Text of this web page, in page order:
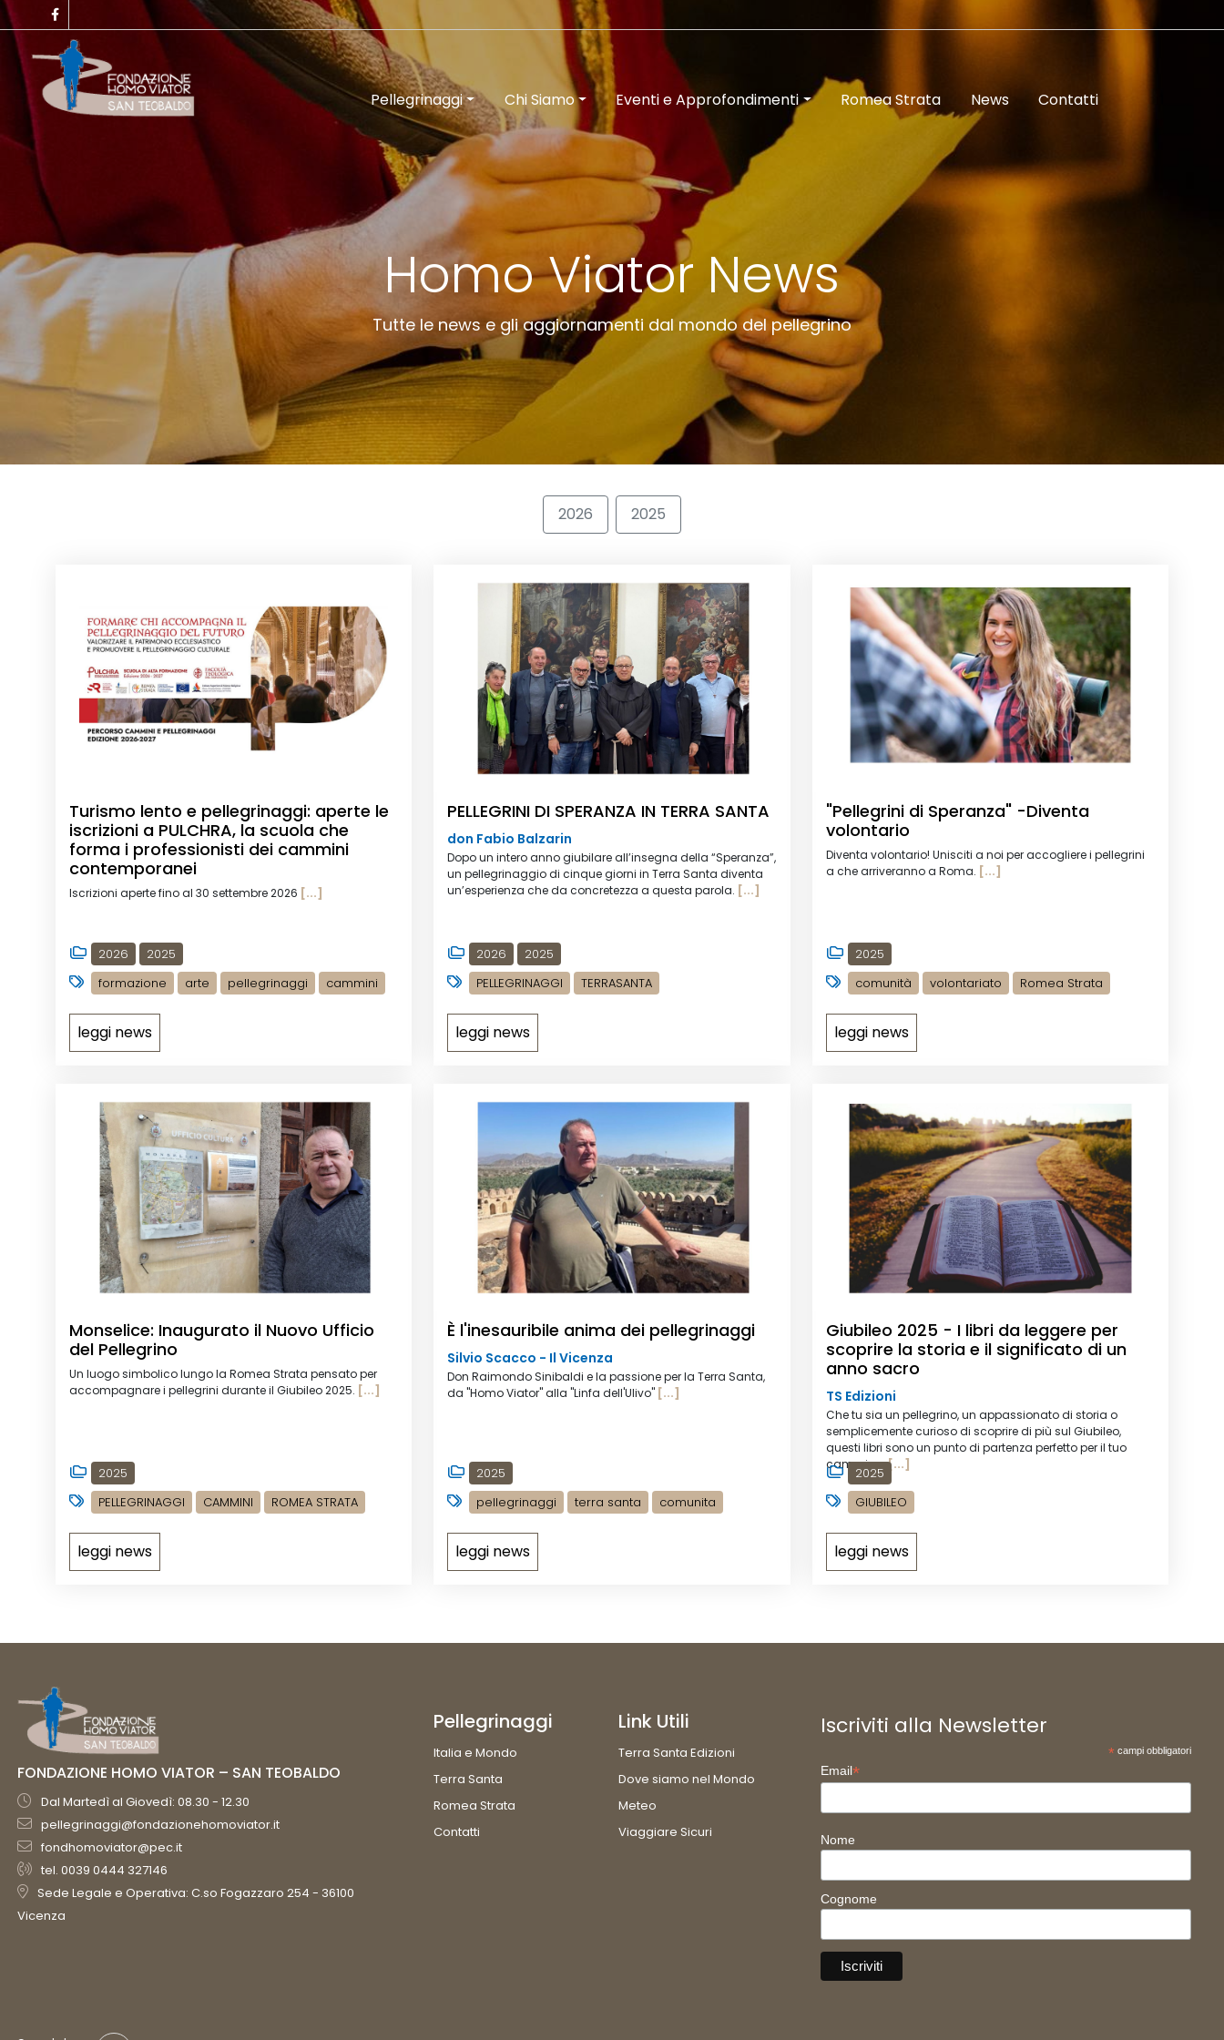
Pellegrinaggi Chi Siamo Eventi e Approfondimenti Romea Strata News Contatti
Homo Viator News
Tutte le news e gli aggiornamenti dal mondo del pellegrino
2026 2025
Turismo lento e pellegrinaggi: aperte le
iscrizioni a PULCHRA, la scuola che
forma i professionisti dei cammini
contemporanei
Iscrizioni aperte fino al 30 settembre 2026 [...]
2026
2025
formazione
arte pellegrinaggi cammini
leggi news
PELLEGRINI DI SPERANZA IN TERRA SANTA
don Fabio Balzarin
Dopo un intero anno giubilare all’insegna della “Speranza”,
un pellegrinaggio di cinque giorni in Terra Santa diventa
un’esperienza che da concretezza a questa parola. [...]
2026
2025
PELLEGRINAGGI
TERRASANTA
leggi news
"Pellegrini di Speranza" -Diventa
volontario
Diventa volontario! Unisciti a noi per accogliere i pellegrini
a che arriveranno a Roma. [...]
2025
comunità
volontariato Romea Strata
leggi news
Monselice: Inaugurato il Nuovo Ufficio
del Pellegrino
Un luogo simbolico lungo la Romea Strata pensato per
accompagnare i pellegrini durante il Giubileo 2025. [...]
2025
PELLEGRINAGGI
CAMMINI ROMEA STRATA
leggi news
È l'inesauribile anima dei pellegrinaggi
Silvio Scacco - Il Vicenza
Don Raimondo Sinibaldi e la passione per la Terra Santa,
da "Homo Viator" alla "Linfa dell'Ulivo" [...]
2025
pellegrinaggi
terra santa comunita
leggi news
Giubileo 2025 - I libri da leggere per
scoprire la storia e il significato di un
anno sacro
TS Edizioni
Che tu sia un pellegrino, un appassionato di storia o
semplicemente curioso di scoprire di più sul Giubileo,
questi libri sono un punto di partenza perfetto per il tuo
cammino.[...]
2025
GIUBILEO
leggi news
FONDAZIONE HOMO VIATOR – SAN TEOBALDO
Dal Martedì al Giovedì: 08.30 - 12.30
pellegrinaggi@fondazionehomoviator.it
fondhomoviator@pec.it
tel. 0039 0444 327146
Sede Legale e Operativa: C.so Fogazzaro 254 - 36100
Vicenza
Pellegrinaggi
Italia e Mondo
Terra Santa
Romea Strata
Contatti
Link Utili
Terra Santa Edizioni
Dove siamo nel Mondo
Meteo
Viaggiare Sicuri
Iscriviti alla Newsletter
* campi obbligatori
Email*
Nome
Cognome